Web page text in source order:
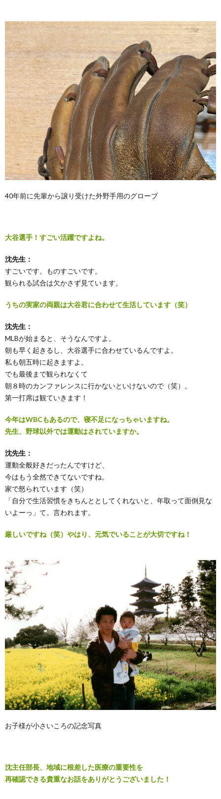
40年前に先輩から譲り受けた外野手用のグローブ
大谷選手！すごい活躍ですよね。
沈先生：
すごいです。ものすごいです。
観られる試合は欠かさず見ています。
うちの実家の両親は大谷君に合わせて生活しています（笑）
沈先生：
MLBが始まると、そうなんですよ。
朝も早く起きるし、大谷選手に合わせているんですよ。
私も朝五時に起きますよ。
でも最後まで観られなくて
朝８時のカンファレンスに行かないといけないので（笑）。
第一打席は観ていきます！
今年はWBCもあるので、寝不足になっちゃいますね。
先生、野球以外では運動はされていますか。
沈先生：
運動全般好きだったんですけど、
今はもう全然できてないですね。
家で怒られています（笑）
「自分で生活習慣をきちんととしてくれないと、年取って面倒見な
いよーっ」て。言われます。
厳しいですね（笑）やはり、元気でいることが大切ですね！
お子様が小さいころの記念写真
沈主任部長、地域に根差した医療の重要性を
再確認できる貴重なお話をありがとうございました！